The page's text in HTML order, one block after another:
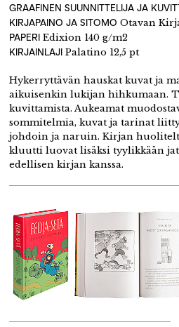
GRAAFINEN SUUNNITTELIJA JA
KIRJAPAINO JA SITOMO Otavan
PAPERI Edixion 140 g/m2
KIRJAINLAJI Palatino 12,5 pt
Hykerryttävän hauskat kuvat ja
aikuisenkin lukijan hihkumaan.
kuvittamista. Aukeamat
sommitelmia, kuvat ja tarinat
johdoin ja naruin. Kirjan
kluutti luovat lisäksi tyylikkään
edellisen kirjan kanssa.